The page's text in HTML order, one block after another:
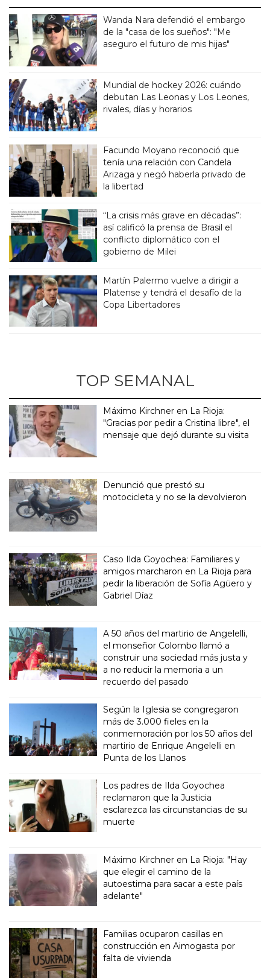
Wanda Nara defendió el embargo
de la "casa de los sueños": "Me
aseguro el futuro de mis hijas"
Mundial de hockey 2026: cuándo
debutan Las Leonas y Los Leones,
rivales, días y horarios
Facundo Moyano reconoció que
tenía una relación con Candela
Arizaga y negó haberla privado de
la libertad
“La crisis más grave en décadas”:
así calificó la prensa de Brasil el
conflicto diplomático con el
gobierno de Milei
Martín Palermo vuelve a dirigir a
Platense y tendrá el desafío de la
Copa Libertadores
TOP SEMANAL
Máximo Kirchner en La Rioja:
"Gracias por pedir a Cristina libre", el
mensaje que dejó durante su visita
Denunció que prestó su
motocicleta y no se la devolvieron
Caso Ilda Goyochea: Familiares y
amigos marcharon en La Rioja para
pedir la liberación de Sofía Agüero y
Gabriel Díaz
A 50 años del martirio de Angelelli,
el monseñor Colombo llamó a
construir una sociedad más justa y
a no reducir la memoria a un
recuerdo del pasado
Según la Iglesia se congregaron
más de 3.000 fieles en la
conmemoración por los 50 años del
martirio de Enrique Angelelli en
Punta de los Llanos
Los padres de Ilda Goyochea
reclamaron que la Justicia
esclarezca las circunstancias de su
muerte
Máximo Kirchner en La Rioja: "Hay
que elegir el camino de la
autoestima para sacar a este país
adelante"
Familias ocuparon casillas en
construcción en Aimogasta por
falta de vivienda